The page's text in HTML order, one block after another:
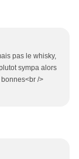
pas le whisky,
sympa alors
/>